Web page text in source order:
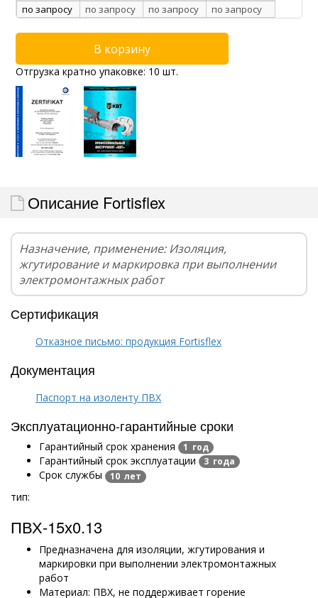
по запросу
по запросу по запросу по запросу
Отгрузка кратно упаковке: 10 шт.
Описание Fortisflex
Назначение, применение: Изоляция,
жгутирование и маркировка при выполнении
электромонтажных работ
Сертификация
Отказное письмо: продукция Fortisflex
Документация
Паспорт на изоленту ПВХ
Эксплуатационно-гарантийные сроки
Гарантийный срок хранения 1 год
Гарантийный срок эксплуатации 3 года
Срок службы 10 лет
тип:
ПВХ-15х0.13
Предназначена для изоляции, жгутирования и
маркировки при выполнении электромонтажных
работ
Материал: ПВХ, не поддерживает горение